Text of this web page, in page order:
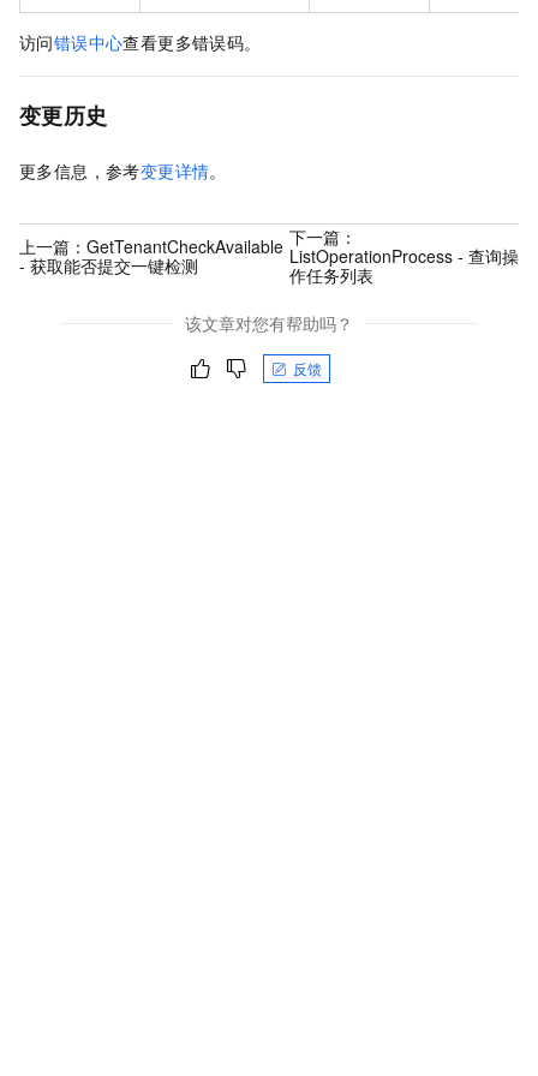
访问错误中心查看更多错误码。
变更历史
更多信息，参考变更详情。
上一篇： GetTenantCheckAvailable
- 获取能否提交一键检测
下一篇：
ListOperationProcess - 查询操
作任务列表
该文章对您有帮助吗？
反馈